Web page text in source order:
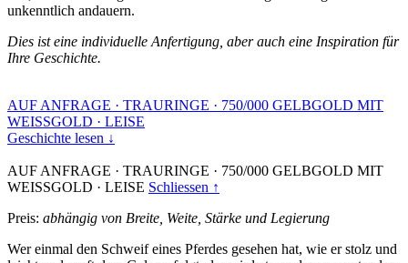
unkenntlich andauern.
Dies ist eine individuelle Anfertigung, aber auch eine Inspiration für
Ihre Geschichte.
AUF ANFRAGE · TRAURINGE · 750/000 GELBGOLD MIT
WEISSGOLD · LEISE
Geschichte lesen ↓
AUF ANFRAGE · TRAURINGE · 750/000 GELBGOLD MIT
WEISSGOLD · LEISE Schliessen ↑
Preis: abhängig von Breite, Weite, Stärke und Legierung
Wer einmal den Schweif eines Pferdes gesehen hat, wie er stolz und